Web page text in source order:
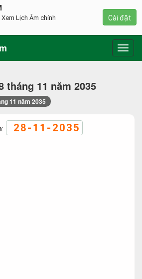
tháng 11 năm 2035
11 năm 2035
: 28-11-2035
Lịch Âm chính
Cài đặt